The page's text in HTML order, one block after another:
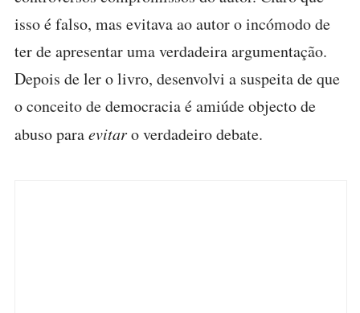
isso é falso, mas evitava ao autor o incómodo de
ter de apresentar uma verdadeira argumentação.
Depois de ler o livro, desenvolvi a suspeita de que
o conceito de democracia é amiúde objecto de
abuso paraevitaro verdadeiro debate.